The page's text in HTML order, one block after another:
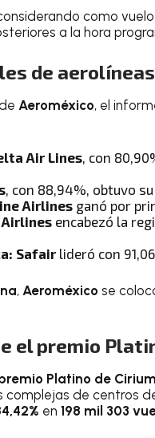
como
a la hora
de
Aeroméxico, el
Air Lines, con
, con 88,94%, obtuvo
Airlines ganó por
Airlines encabezó la
Safairlideró con
, Aeroméxico se
el premio
Platino de Cirium
de centros
en 198 mil 303